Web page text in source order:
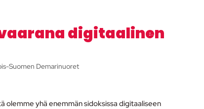
digitaalinen
Suomen Demarinuoret
olemme yhä enemmän sidoksissa digitaaliseen